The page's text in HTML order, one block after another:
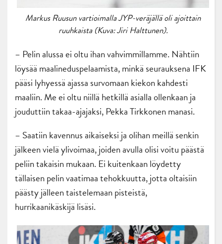
Markus Ruusun vartioimalla JYP-veräjällä oli ajoittain
ruuhkaista (Kuva: Jiri Halttunen).
– Pelin alussa ei oltu ihan vahvimmillamme. Nähtiin
löysää maalineduspelaamista, minkä seurauksena IFK
pääsi lyhyessä ajassa survomaan kiekon kahdesti
maaliin. Me ei oltu niillä hetkillä asialla ollenkaan ja
jouduttiin takaa-ajajaksi, Pekka Tirkkonen manasi.
– Saatiin kavennus aikaiseksi ja olihan meillä senkin
jälkeen vielä ylivoimaa, joiden avulla olisi voitu päästä
peliin takaisin mukaan. Ei kuitenkaan löydetty
tällaisen pelin vaatimaa tehokkuutta, jotta oltaisiin
päästy jälleen taistelemaan pisteistä,
hurrikaanikäskijä lisäsi.